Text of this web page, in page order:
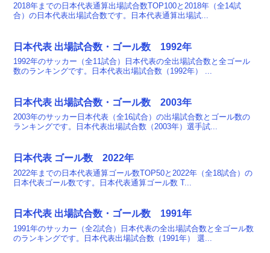
2018年までの日本代表通算出場試合数TOP100と2018年（全14試
合）の日本代表出場試合数です。日本代表通算出場試...
日本代表 出場試合数・ゴール数 1992年
1992年のサッカー（全11試合）日本代表の全出場試合数と全ゴール
数のランキングです。日本代表出場試合数（1992年） ...
日本代表 出場試合数・ゴール数 2003年
2003年のサッカー日本代表（全16試合）の出場試合数とゴール数の
ランキングです。日本代表出場試合数（2003年）選手試...
日本代表 ゴール数 2022年
2022年までの日本代表通算ゴール数TOP50と2022年（全18試合）の
日本代表ゴール数です。日本代表通算ゴール数 T...
日本代表 出場試合数・ゴール数 1991年
1991年のサッカー（全2試合）日本代表の全出場試合数と全ゴール数
のランキングです。日本代表出場試合数（1991年） 選...